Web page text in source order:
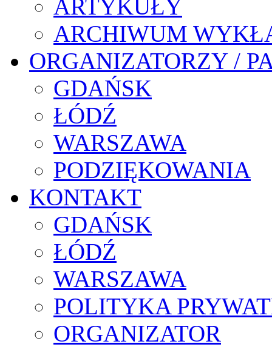
ARTYKUŁY
ARCHIWUM
ORGANIZATORZY /
GDAŃSK
ŁÓDŹ
WARSZAWA
PODZIĘKOWANIA
KONTAKT
GDAŃSK
ŁÓDŹ
WARSZAWA
POLITYKA
ORGANIZATOR